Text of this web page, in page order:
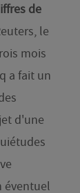
de
le
mois
a fait un
d'une
éventuel